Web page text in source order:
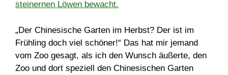
„Der Chinesische Garten im Herbst? Der ist im
Frühling doch viel schöner!“ Das hat mir jemand
vom Zoo gesagt, als ich den Wunsch äußerte, den
Zoo und dort speziell den Chinesischen Garten